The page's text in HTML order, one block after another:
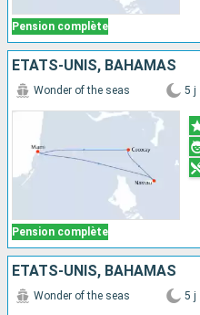
Pension complète
ÉTATS-UNIS, BAHAMAS
Pension complète
Wonder of the seas 5 j
ÉTATS-UNIS, BAHAMAS
Wonder of the seas 5 j